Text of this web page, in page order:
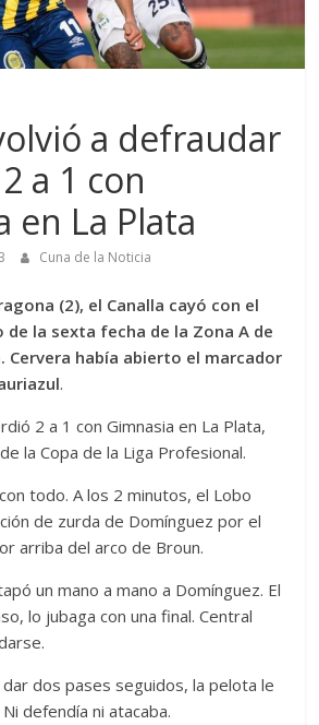
a defraudar
a 1 con
en La Plata
Cuna de la Noticia
(2), el Canalla cayó con el
de la sexta fecha de la Zona A de
Cervera había abierto el marcador
.
2 a 1 con Gimnasia en La Plata,
la Copa de la Liga Profesional.
todo. A los 2 minutos, el Lobo
de zurda de Domínguez por el
arriba del arco de Broun.
un mano a mano a Domínguez. El
lo jubaga con una final. Central
dar dos pases seguidos, la pelota le
defendía ni atacaba.